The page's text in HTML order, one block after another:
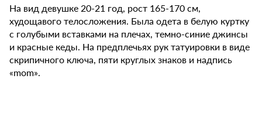
На вид девушке 20-21 год, рост 165-170 см,
худощавого телосложения. Была одета в белую куртку
с голубыми вставками на плечах, темно-синие джинсы
и красные кеды. На предплечьях рук татуировки в виде
скрипичного ключа, пяти круглых знаков и надпись
«mom».